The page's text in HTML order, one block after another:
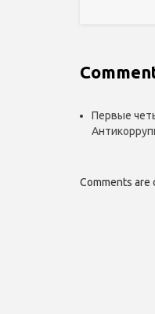
Первые
Comments are